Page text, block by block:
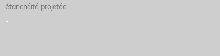
étanchéité projetée
-